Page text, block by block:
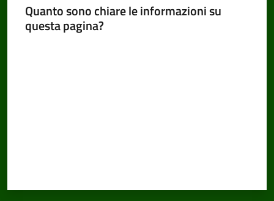
Seguici
Quanto sono chiare le informazioni su
questa pagina?